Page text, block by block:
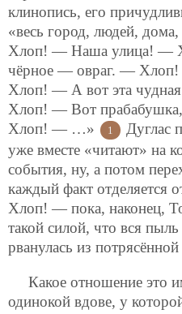
клинопись, его
«весь город, людей,
Хлоп! — Наша улица! —
чёрное — овраг. —
Хлоп! — А вот эта
Хлоп! — Вот
Хлоп! — …»
1
Дуглас
уже вместе «читают» на
события, ну, а потом
каждый факт отделяется
Хлоп! — пока, наконец,
такой силой, что вся
рванулась из
Какое отношение это
одинокой вдове, у